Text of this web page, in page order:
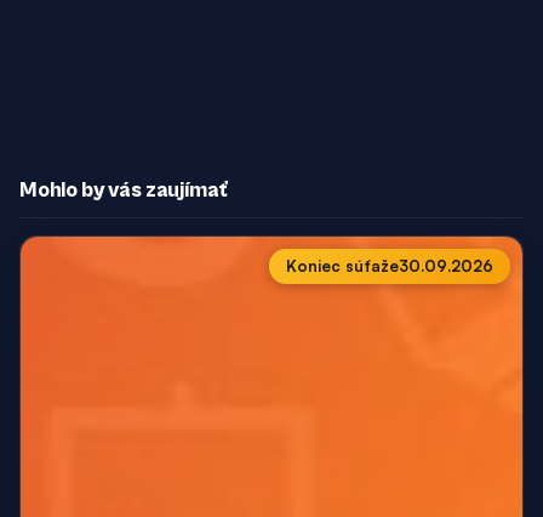
Mohlo by vás zaujímať
Koniec súťaže30.09.2026